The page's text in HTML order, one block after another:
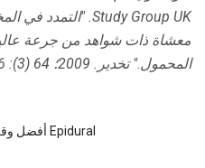
Study Group UK. "التمدد في
معشاة ذات شواهد من جرعة
المحمول." تخدير. 2009؛ 64 (3): 266-72.
أفضل وقت للحصول على Epidural